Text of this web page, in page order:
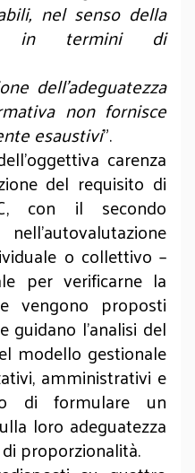
nel senso della
in termini di
dell’adeguatezza
non fornisce
esaustivi”.
carenza
del requisito di
con il secondo
o collettivo –
per verificarne la
vengono proposti
guidano l’analisi del
modello gestionale
amministrativi e
di formulare un
loro adeguatezza
proporzionalità.